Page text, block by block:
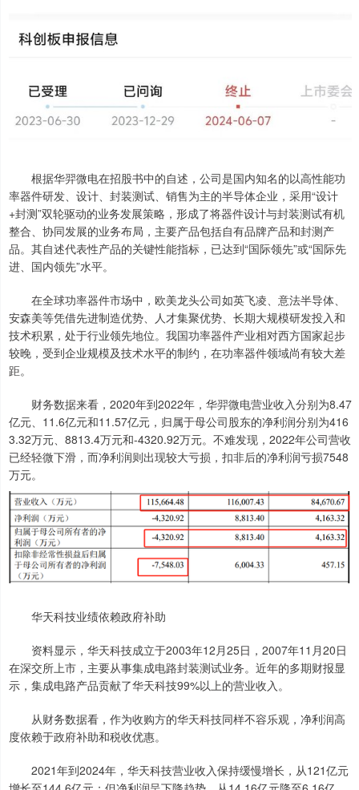
根据华羿微电在招股书中的自述，公司是国内知名的以高性能功
率器件研发、设计、封装测试、销售为主的半导体企业，采用“设计
+封测”双轮驱动的业务发展策略，形成了将器件设计与封装测试有机
整合、协同发展的业务布局，主要产品包括自有品牌产品和封测产
品。其自述代表性产品的关键性能指标，已达到“国际领先”或“国际先
进、国内领先”水平。
在全球功率器件市场中，欧美龙头公司如英飞凌、意法半导体、
安森美等凭借先进制造优势、人才集聚优势、长期大规模研发投入和
技术积累，处于行业领先地位。我国功率器件产业相对西方国家起步
较晚，受到企业规模及技术水平的制约，在功率器件领域尚有较大差
距。
财务数据来看，2020年到2022年，华羿微电营业收入分别为8.47
亿元、11.6亿元和11.57亿元，归属于母公司股东的净利润分别为416
3.32万元、8813.4万元和-4320.92万元。不难发现，2022年公司营收
已经轻微下滑，而净利润则出现较大亏损，扣非后的净利润亏损7548
万元。
华天科技业绩依赖政府补助
资料显示，华天科技成立于2003年12月25日，2007年11月20日
在深交所上市，主要从事集成电路封装测试业务。近年的多期财报显
示，集成电路产品贡献了华天科技99%以上的营业收入。
从财务数据看，作为收购方的华天科技同样不容乐观，净利润高
度依赖于政府补助和税收优惠。
2021年到2024年，华天科技营业收入保持缓慢增长，从121亿元